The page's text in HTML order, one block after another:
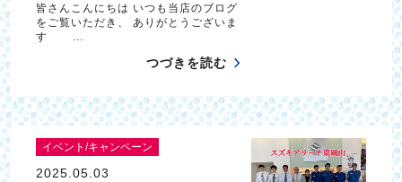
皆さんこんにちは いつも当店のブログ
をご覧いただき、 ありがとうございま
す …
つづきを読む
イベント/キャンペーン
2025.05.03